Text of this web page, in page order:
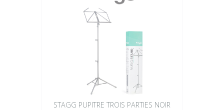
STAGG PUPITRE TROIS PARTIES NOIR